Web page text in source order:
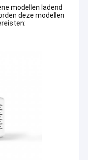
modellen ladend
deze modellen
geluk vandaan
tweede